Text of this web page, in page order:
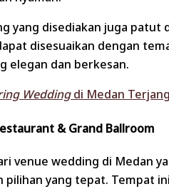
yang disediakan juga patut
disesuaikan dengan
elegan dan berkesan.
Weddingdi Medan
& Grand Ballroom
venue wedding di Medan
pilihan yang tepat. Tempat